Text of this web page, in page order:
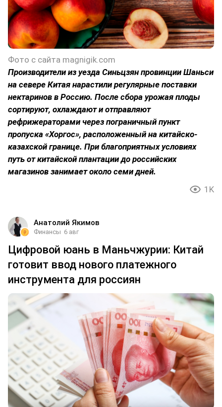
Фото с сайта magnigik.com
Производители из уезда Синьцзян провинции Шаньси
на севере Китая нарастили регулярные поставки
нектаринов в Россию. После сбора урожая плоды
сортируют, охлаждают и отправляют
рефрижераторами через пограничный пункт
пропуска «Хоргос», расположенный на китайско-
казахской границе. При благоприятных условиях
путь от китайской плантации до российских
магазинов занимает около семи дней.
1K
Анатолий Якимов
Финансы 6 авг
Цифровой юань в Маньчжурии: Китай
готовит ввод нового платежного
инструмента для россиян